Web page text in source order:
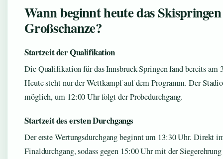
Wann beginnt heute das
Großschanze?
Startzeit der Qualifikation
Die Qualifikation für das Innsbruck-Springen fand bereits am
Heute steht nur der Wettkampf auf dem Programm. Der
möglich, um 12:00 Uhr folgt der Probedurchgang.
Startzeit des ersten Durchgangs
Der erste Wertungsdurchgang beginnt um 13:30 Uhr. Direkt
Finaldurchgang, sodass gegen 15:00 Uhr mit der